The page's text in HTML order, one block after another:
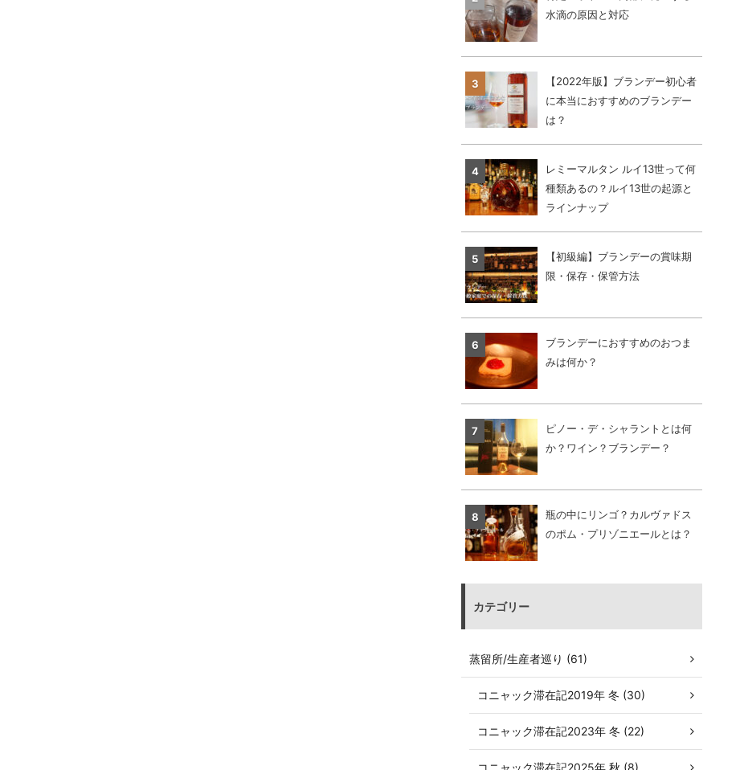
水滴の原因と対応
【2022年版】ブランデー初心者
に本当におすすめのブランデー
は？
レミーマルタン ルイ13世って何
種類あるの？ルイ13世の起源と
ラインナップ
【初級編】ブランデーの賞味期
限・保存・保管方法
ブランデーにおすすめのおつま
みは何か？
ピノー・デ・シャラントとは何
か？ワイン？ブランデー？
瓶の中にリンゴ？カルヴァドス
のポム・プリゾニエールとは？
カテゴリー
蒸留所/生産者巡り (61)
コニャック滞在記2019年 冬 (30)
コニャック滞在記2023年 冬 (22)